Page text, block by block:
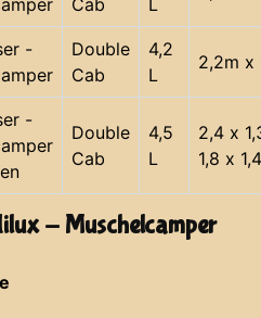
Cab L
-
Double
Cab
4,2
L
2,2m x
-
Double
Cab
4,5
L
2,4 x
1,8 x
- Muschelcamper